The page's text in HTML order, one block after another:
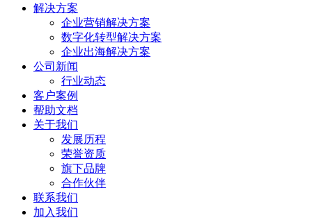
解决方案
企业营销解决方案
数字化转型解决方案
企业出海解决方案
公司新闻
行业动态
客户案例
帮助文档
关于我们
发展历程
荣誉资质
旗下品牌
合作伙伴
联系我们
加入我们